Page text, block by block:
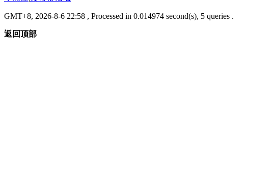
GMT+8, 2026-8-6 22:58 , Processed in 0.014974 second(s), 5 queries .
返回顶部